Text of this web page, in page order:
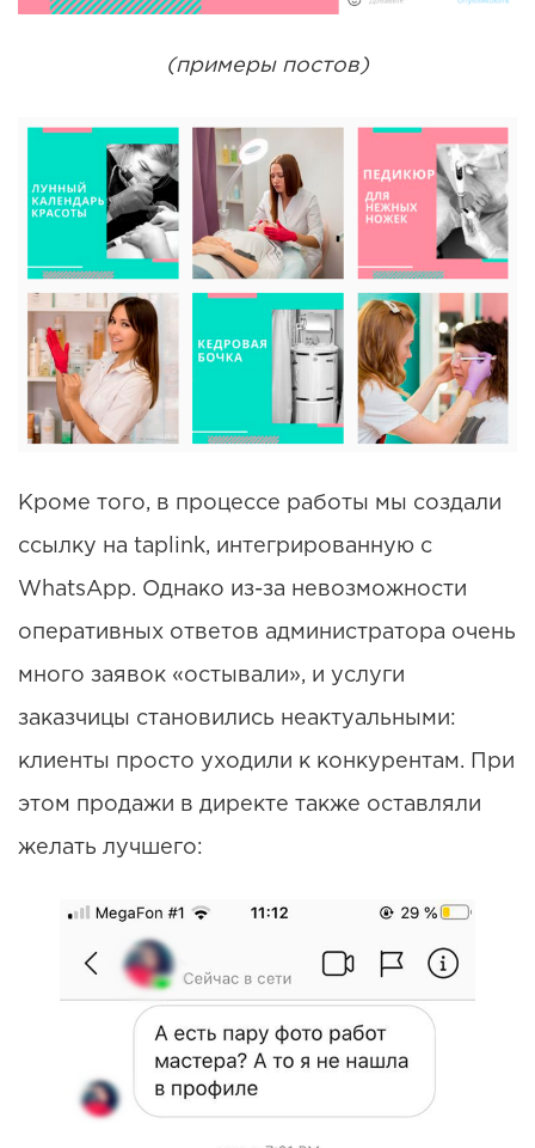
(примеры постов)
Кроме того, в процессе работы мы создали
ссылку на taplink, интегрированную с
WhatsApp. Однако из-за невозможности
оперативных ответов администратора очень
много заявок «остывали», и услуги
заказчицы становились неактуальными:
клиенты просто уходили к конкурентам. При
этом продажи в директе также оставляли
желать лучшего: